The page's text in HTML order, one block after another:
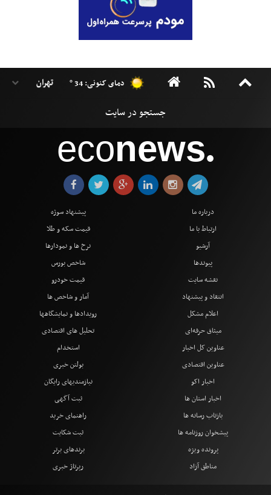
دمای کنونی: 34 °
econews●
درباره ما
ارتباط با ما
آرشیو
پیوندها
نقشه سایت
انتقاد و پیشنهاد
اعلام مشکل
میثاق حرفه‌ای
پیشنهاد سوژه
قیمت سکه و طلا
نرخ ها و نمودارها
شاخص بورس
قیمت خودرو
آمار و شاخص ها
رویدادها و نمایشگاهها
تحلیل های اقتصادی
عناوین کل اخبار
عناوین اقتصادی
اخبار اکو
اخبار استان ها
بازتاب رسانه ها
پیشخوان روزنامه ها
پرونده ویژه
مناطق آزاد
استخدام
بولتن خبری
نیازمندیهای رایگان
ثبت آگهی
راهنمای خرید
ثبت شکایت
برندهای برتر
رپرتاژ خبری